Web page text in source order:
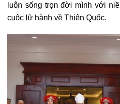
luôn sống trọn đời mình với
cuộc lữ hành về Thiên Quốc.